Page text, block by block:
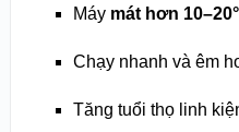
Máy mát hơn
Chạy nhanh và êm
Tăng tuổi thọ linh